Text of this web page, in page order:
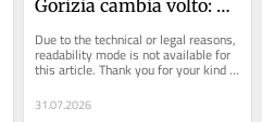
Gorizia cambia volto:
di lavori»
Due to the technical or legal reasons,
readability mode is not available for
this article. Thank you for your kind
31.07.2026